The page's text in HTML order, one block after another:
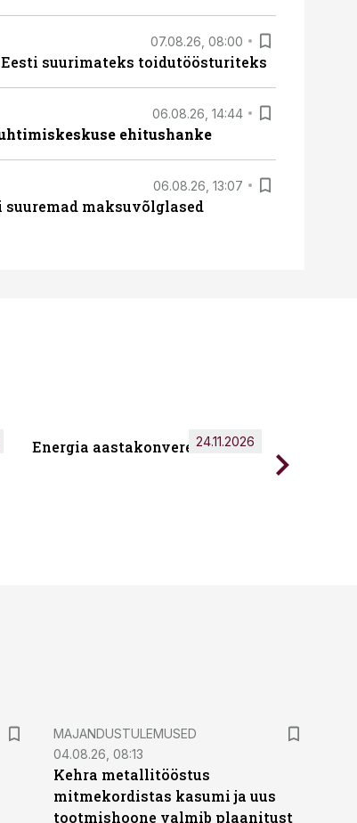
07.08.26, 08:00
suurimateks toidutöösturiteks
06.08.26, 14:44
ehitushanke
06.08.26, 13:07
suuremad maksuvõlglased
Energia aastakonverents 2026
24.11.2026
MAJANDUSTULEMUSED
04.08.26, 08:13
Kehra metallitööstus
mitmekordistas kasumi ja uus
tootmishoone valmib plaanitust